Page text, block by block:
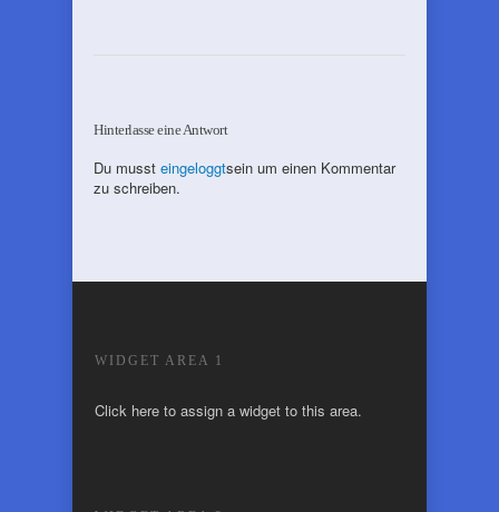
Hinterlasse eine Antwort
Du musst eingeloggtsein um einen Kommentar
zu schreiben.
WIDGET AREA 1
Click here to assign a widget to this area.